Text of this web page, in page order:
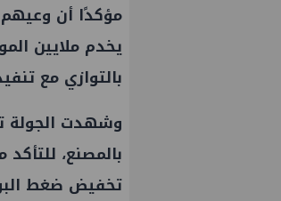
مؤكدًا أن
يخدم ملايين
بالتوازي مع
وشهدت الجولة
بالمصنع،
تخفيض ضغط